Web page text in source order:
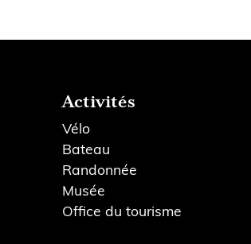
Activités
Vélo
Bateau
Randonnée
Musée
Office du tourisme